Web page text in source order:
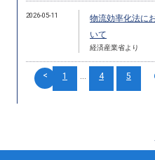
2026-05-11
物流効率化法に
いて
経済産業省より
< 1 ... 4 5